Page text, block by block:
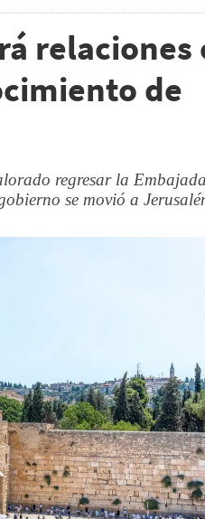
relaciones
de
regresar la
se movió a